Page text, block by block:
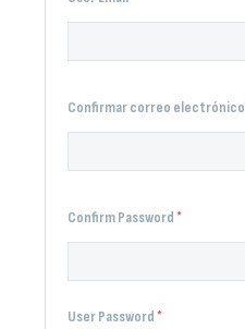
Confirmar correo electrónico
Confirm Password*
User Password*